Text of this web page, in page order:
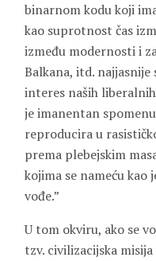
binarnom kodu koji
kao suprotnost čas
između modernosti i
Balkana, itd.
interes naših
je imanentan
reproducira u
prema plebejskim
kojima se nameću
vođe.”
U tom okviru, ako se
tzv. civilizacijska